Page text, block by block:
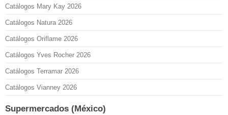
Catálogos Mary Kay 2026
Catálogos Natura 2026
Catálogos Oriflame 2026
Catálogos Yves Rocher 2026
Catálogos Terramar 2026
Catálogos Vianney 2026
Supermercados (México)